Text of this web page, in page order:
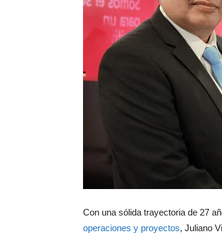
Con una sólida trayectoria de 27
operaciones y proyectos, Juliano